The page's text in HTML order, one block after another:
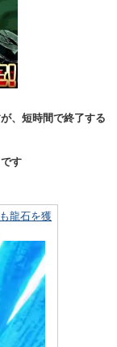
、短時間で終了する
す
龍石を獲